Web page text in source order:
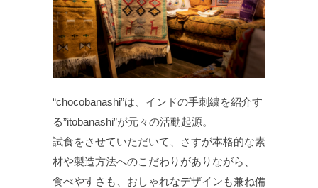
“chocobanashi”は、インドの手刺繍を紹介す
る”itobanashi”が元々の活動起源。
試食をさせていただいて、さすが本格的な素
材や製造方法へのこだわりがありながら、
食べやすさも、おしゃれなデザインも兼ね備